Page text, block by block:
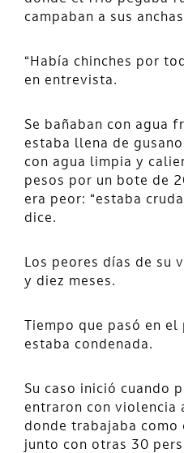
campaban a sus
“Había chinches por
en entrevista.
Se bañaban con agua
estaba llena de
con agua limpia y
pesos por un bote de
era peor: “estaba
dice.
Los peores días de su
y diez meses.
Tiempo que pasó en
estaba condenada.
Su caso inició cuando
entraron con violencia
donde trabajaba como
junto con otras 30